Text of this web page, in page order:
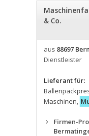
& Co.
aus 88697
Dienstleister
Lieferant für:
Maschinen,
Firmen-